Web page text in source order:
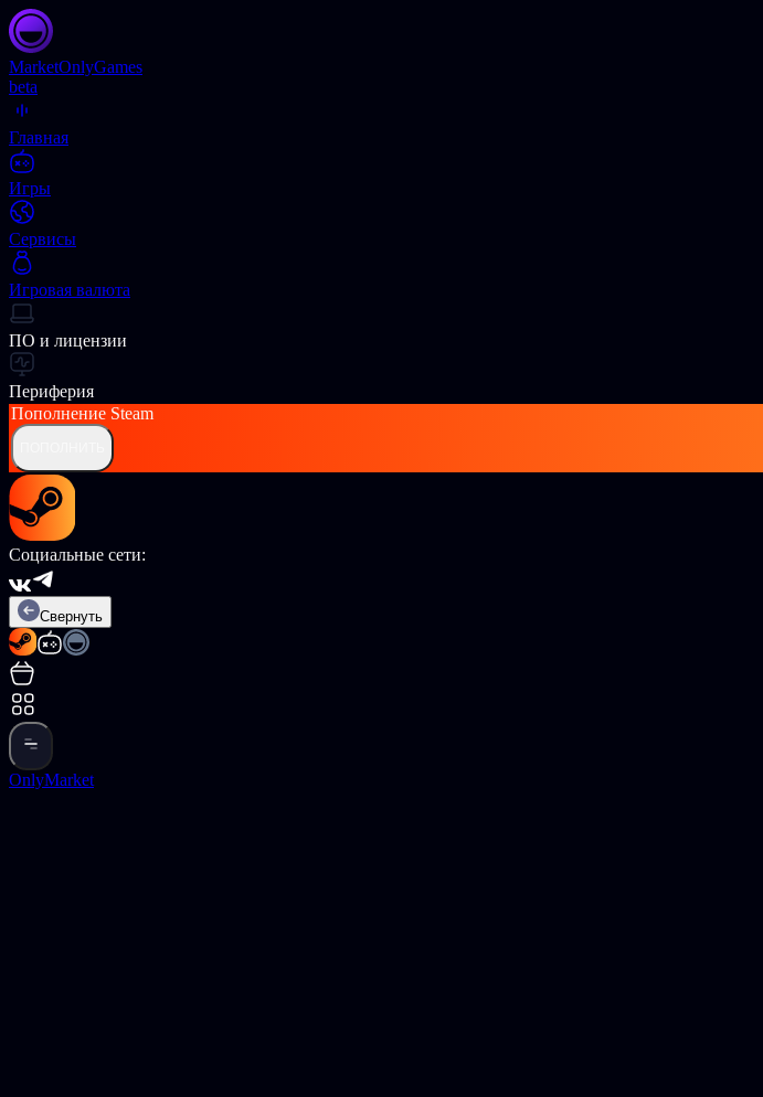
MarketOnlyGames
beta
Главная
Игры
Сервисы
Игровая валюта
ПО и лицензии
Периферия
Пополнение Steam
Социальные сети:
Свернуть
OnlyMarket